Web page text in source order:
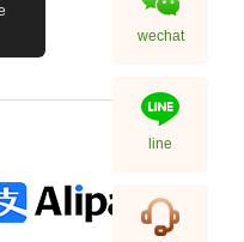
wechat
line